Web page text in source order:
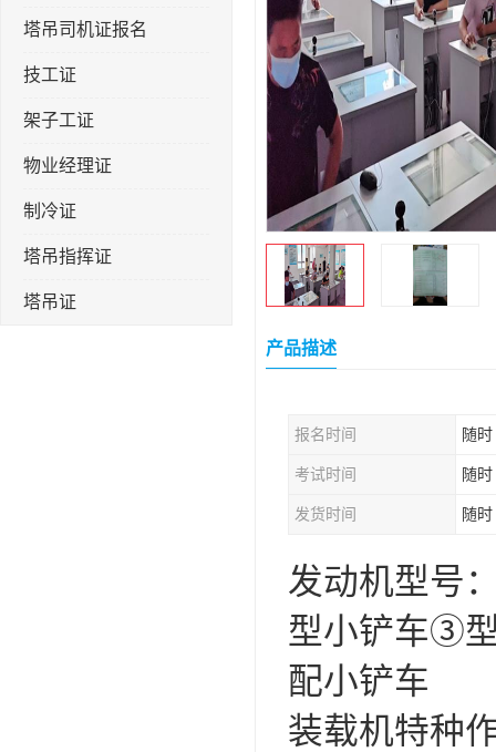
塔吊司机证报名
技工证
架子工证
物业经理证
制冷证
塔吊指挥证
塔吊证
产品描述
报名时间 随时
考试时间 随时
发货时间 随时
发动机型号
型小铲车③
配小铲车
装载机特种